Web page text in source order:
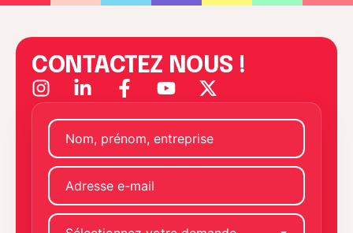
CONTACTEZ NOUS !